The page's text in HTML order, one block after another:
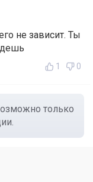
не зависит. Ты
1 0
только